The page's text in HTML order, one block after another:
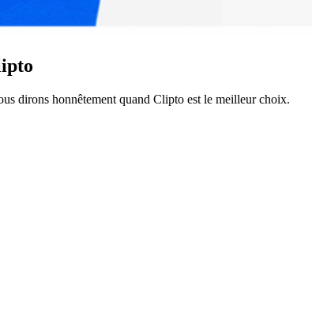
dirons honnêtement quand Clipto est le meilleur choix.